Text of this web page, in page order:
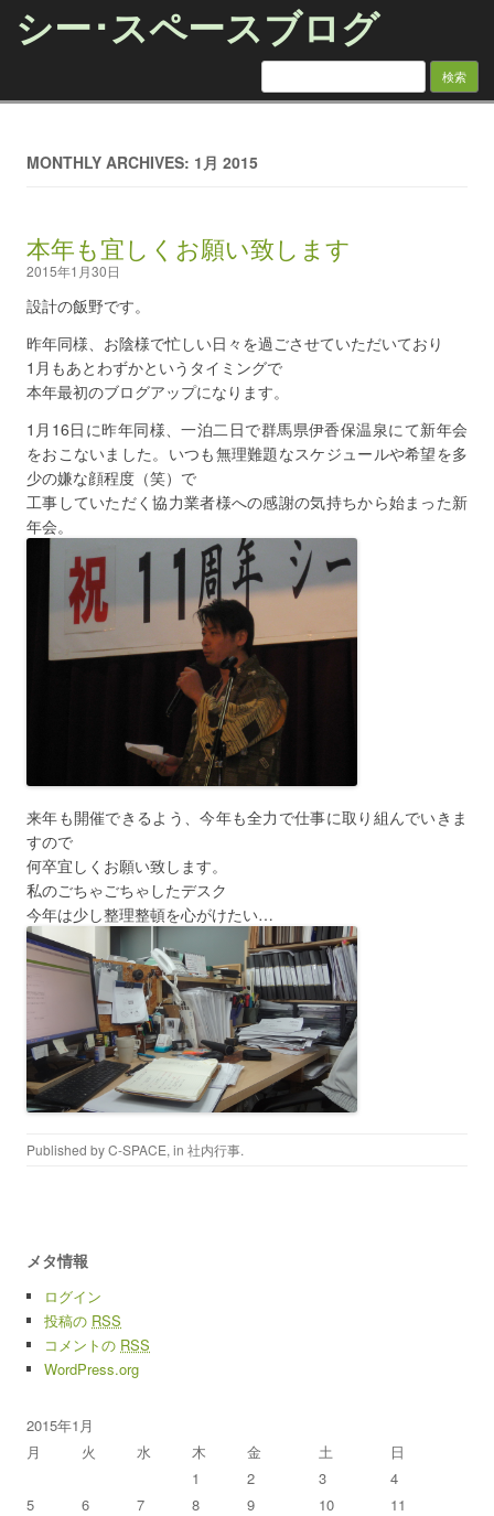
シー･スペースブログ
検索:
MONTHLY ARCHIVES: 1月 2015
本年も宜しくお願い致します
2015年1月30日
設計の飯野です。
昨年同様、お陰様で忙しい日々を過ごさせていただいており
1月もあとわずかというタイミングで
本年最初のブログアップになります。
1月16日に昨年同様、一泊二日で群馬県伊香保温泉にて新年会
をおこないました。いつも無理難題なスケジュールや希望を多
少の嫌な顔程度（笑）で
工事していただく協力業者様への感謝の気持ちから始まった新
年会。
来年も開催できるよう、今年も全力で仕事に取り組んでいきま
すので
何卒宜しくお願い致します。
私のごちゃごちゃしたデスク
今年は少し整理整頓を心がけたい…
Published byC-SPACE, in 社内行事.
メタ情報
ログイン
投稿の RSS
コメントの RSS
WordPress.org
2015年1月
月
火 水 木 金 土 日
1 2 3
4
5
6 7 8 9 10
11